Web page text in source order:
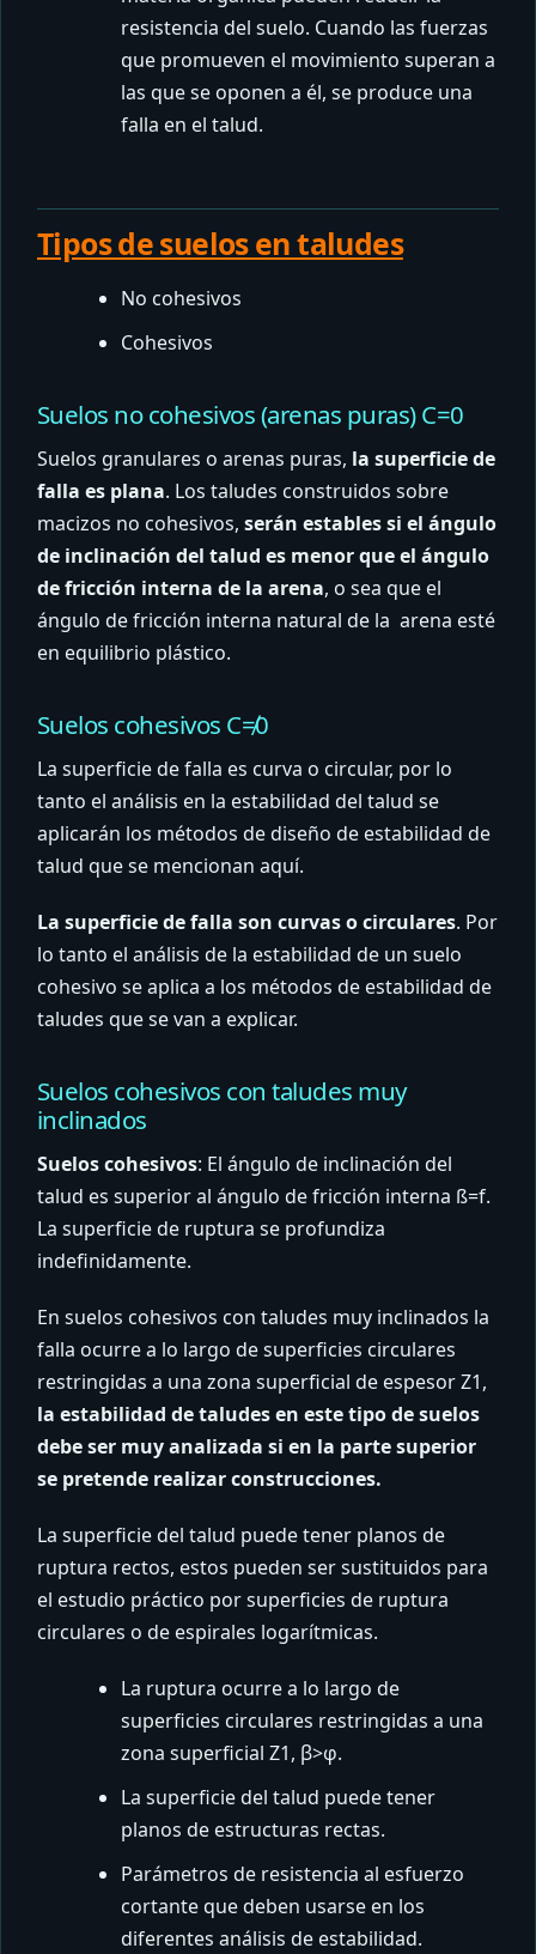
resistencia del suelo. Cuando las fuerzas
que promueven el movimiento superan a
las que se oponen a él, se produce una
falla en el talud.
Tipos de suelos en taludes
No cohesivos
Cohesivos
Suelos no cohesivos (arenas puras) C=0
Suelos granulares o arenas puras, la superficie de
falla es plana. Los taludes construidos sobre
macizos no cohesivos, serán estables si el ángulo
de inclinación del talud es menor que el ángulo
de fricción interna de la arena, o sea que el
ángulo de fricción interna natural de la arena esté
en equilibrio plástico.
Suelos cohesivos C≠0
La superficie de falla es curva o circular, por lo
tanto el análisis en la estabilidad del talud se
aplicarán los métodos de diseño de estabilidad de
talud que se mencionan aquí.
La superficie de falla son curvas o circulares. Por
lo tanto el análisis de la estabilidad de un suelo
cohesivo se aplica a los métodos de estabilidad de
taludes que se van a explicar.
Suelos cohesivos con taludes muy
inclinados
Suelos cohesivos: El ángulo de inclinación del
talud es superior al ángulo de fricción interna ß=f.
La superficie de ruptura se profundiza
indefinidamente.
En suelos cohesivos con taludes muy inclinados la
falla ocurre a lo largo de superficies circulares
restringidas a una zona superficial de espesor Z1,
la estabilidad de taludes en este tipo de suelos
debe ser muy analizada si en la parte superior
se pretende realizar construcciones.
La superficie del talud puede tener planos de
ruptura rectos, estos pueden ser sustituidos para
el estudio práctico por superficies de ruptura
circulares o de espirales logarítmicas.
La ruptura ocurre a lo largo de
superficies circulares restringidas a una
zona superficial Z1, β>φ.
La superficie del talud puede tener
planos de estructuras rectas.
Parámetros de resistencia al esfuerzo
cortante que deben usarse en los
diferentes análisis de estabilidad.